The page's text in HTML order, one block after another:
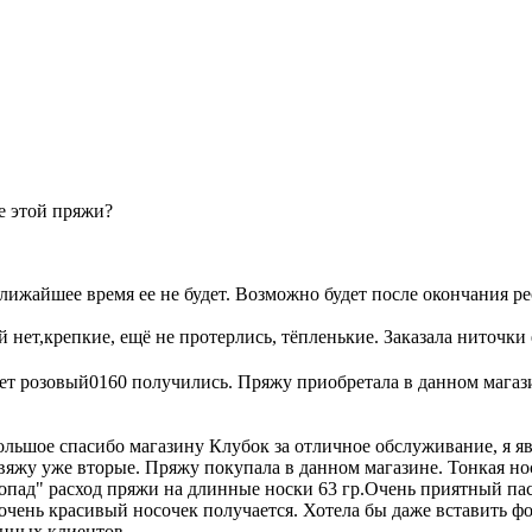
этой пряжи?
время ее не будет. Возможно будет после окончания
ещё не протерлись, тёпленькие. Заказала
розовый0160 получились. Пряжу приобретала в данном
спасибо магазину Клубок за отличное обслуживание, я
уже вторые. Пряжу покупала в данном магазине. Тонкая
расход пряжи на длинные носки 63 гр.Очень приятный
красивый носочек получается. Хотела бы даже вставить